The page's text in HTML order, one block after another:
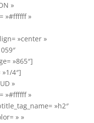
»
»#ffffff »
»center »
»865″]
4″]
»
»#ffffff »
»h2″
» »